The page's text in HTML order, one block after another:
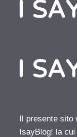
Il presente sito
IsayBlog! la